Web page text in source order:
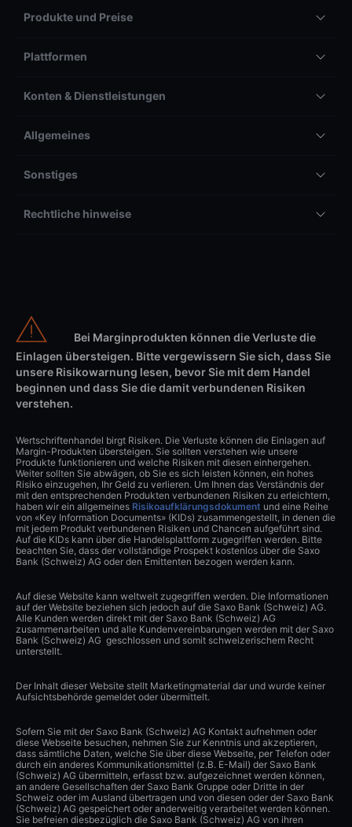
Produkte und Preise
Plattformen
Konten & Dienstleistungen
Allgemeines
Sonstiges
Rechtliche hinweise
Bei Marginprodukten können die Verluste die
Einlagen übersteigen. Bitte vergewissern Sie sich, dass Sie
unsere Risikowarnung lesen, bevor Sie mit dem Handel
beginnen und dass Sie die damit verbundenen Risiken
verstehen.
Wertschriftenhandel birgt Risiken. Die Verluste können die Einlagen auf
Margin-Produkten übersteigen. Sie sollten verstehen wie unsere
Produkte funktionieren und welche Risiken mit diesen einhergehen.
Weiter sollten Sie abwägen, ob Sie es sich leisten können, ein hohes
Risiko einzugehen, Ihr Geld zu verlieren. Um Ihnen das Verständnis der
mit den entsprechenden Produkten verbundenen Risiken zu erleichtern,
haben wir ein allgemeines Risikoaufklärungsdokument und eine Reihe
von «Key Information Documents» (KIDs) zusammengestellt, in denen die
mit jedem Produkt verbundenen Risiken und Chancen aufgeführt sind.
Auf die KIDs kann über die Handelsplattform zugegriffen werden. Bitte
beachten Sie, dass der vollständige Prospekt kostenlos über die Saxo
Bank (Schweiz) AG oder den Emittenten bezogen werden kann.
Auf diese Website kann weltweit zugegriffen werden. Die Informationen
auf der Website beziehen sich jedoch auf die Saxo Bank (Schweiz) AG.
Alle Kunden werden direkt mit der Saxo Bank (Schweiz) AG
zusammenarbeiten und alle Kundenvereinbarungen werden mit der Saxo
Bank (Schweiz) AG geschlossen und somit schweizerischem Recht
unterstellt.
Der Inhalt dieser Website stellt Marketingmaterial dar und wurde keiner
Aufsichtsbehörde gemeldet oder übermittelt.
Sofern Sie mit der Saxo Bank (Schweiz) AG Kontakt aufnehmen oder
diese Webseite besuchen, nehmen Sie zur Kenntnis und akzeptieren,
dass sämtliche Daten, welche Sie über diese Webseite, per Telefon oder
durch ein anderes Kommunikationsmittel (z.B. E-Mail) der Saxo Bank
(Schweiz) AG übermitteln, erfasst bzw. aufgezeichnet werden können,
an andere Gesellschaften der Saxo Bank Gruppe oder Dritte in der
Schweiz oder im Ausland übertragen und von diesen oder der Saxo Bank
(Schweiz) AG gespeichert oder anderweitig verarbeitet werden können.
Sie befreien diesbezüglich die Saxo Bank (Schweiz) AG von ihren